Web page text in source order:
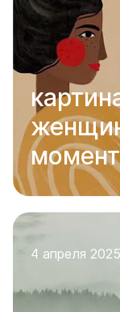
4 апреля 2025